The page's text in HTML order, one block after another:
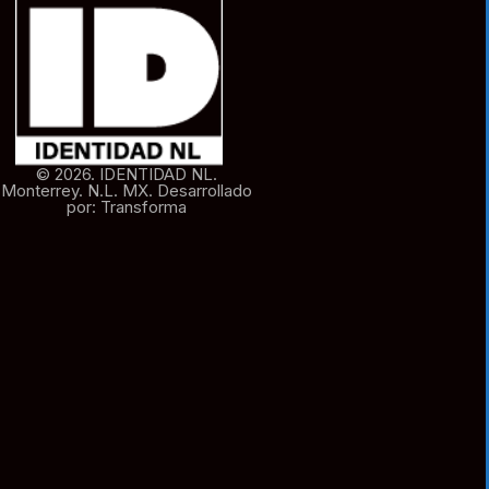
© 2026. IDENTIDAD NL.
Monterrey. N.L. MX. Desarrollado
por: Transforma